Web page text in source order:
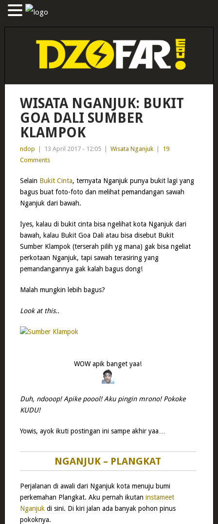
WISATA NGANJUK: BUKIT
GOA DALI SUMBER
KLAMPOK
ndop 13 April 2017 - 12:05 Wisata Nganjuk
19
Comments
Selain Bukit Cinta, ternyata Nganjuk punya bukit lagi yang
bagus buat foto-foto dan melihat pemandangan sawah
Nganjuk dari bawah.
Iyes, kalau di bukit cinta bisa ngelihat kota Nganjuk dari
bawah, kalau Bukit Goa Dali atau bisa disebut Bukit
Sumber Klampok (terserah pilih yg mana) gak bisa ngeliat
perkotaan Nganjuk, tapi sawah terasiring yang
pemandangannya gak kalah bagus dong!
Malah mungkin lebih bagus?
Look at this..
WOW apik banget yaa!
Duh, ndooop! Apike poool! Aku pingin mrono! Pokoke
KUDU!
Yowis, ayok ikuti postingan ini sampe akhir yaa…
NGANJUK – PLANGKAT
Perjalanan di awali dari Nganjuk kota menuju bumi
perkemahan Plangkat. Aku pernah ikutan instameet
Nganjuk di sini. Di kiri jalan ada banyak pohon pinus
pokoknya.